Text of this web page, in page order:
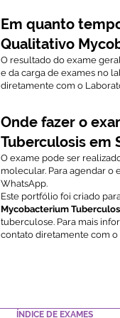
Em quanto
Qualitativo
O resultado do exame
e da carga de exames no
diretamente com o
Onde fazer o
Tuberculosis em
O exame pode ser
molecular. Para agendar o
WhatsApp.
Este portfólio foi criado
Mycobacterium
tuberculose. Para mais
contato diretamente com o
ÍNDICE DE EXAMES